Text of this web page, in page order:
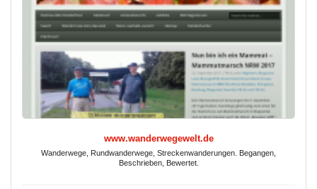
www.wanderwegewelt.de
Wanderwege, Rundwanderwege, Streckenwanderungen. Begangen,
Beschrieben, Bewertet.